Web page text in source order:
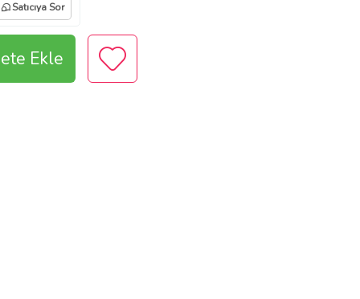
Satıcıya Sor
Ekle